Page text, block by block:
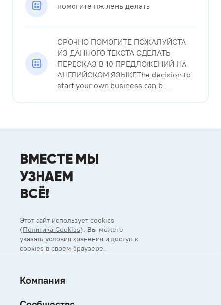
помогите пж лень делать
СРОЧНО ПОМОГИТЕ ПОЖАЛУЙСТА
ИЗ ДАННОГО ТЕКСТА СДЕЛАТЬ
ПЕРЕСКАЗ В 10 ПРЕДЛОЖЕНИЙ НА
АНГЛИЙСКОМ ЯЗЫКЕThe decision to
start your own business can b ...
ВМЕСТЕ МЫ
УЗНАЕМ
ВСЁ!
Этот сайт использует cookies
(Политика Cookies). Вы можете
указать условия хранения и доступ к
cookies в своем браузере.
Компания